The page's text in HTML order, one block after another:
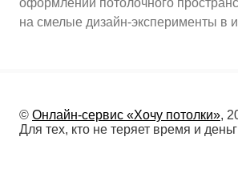
оформлении потолочного
на смелые дизайн-эксперименты в
© Онлайн-сервис «Хочу потолки»,
Для тех, кто не теряет время и